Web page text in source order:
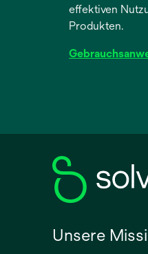
effektiven
Produkten.
neuen
geöffnet
Unsere